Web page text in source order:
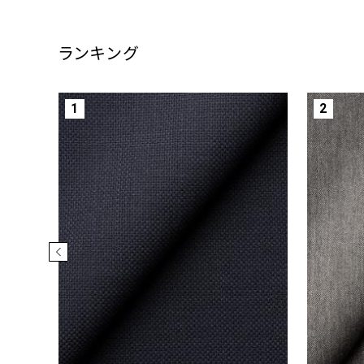
ランキング
1 2